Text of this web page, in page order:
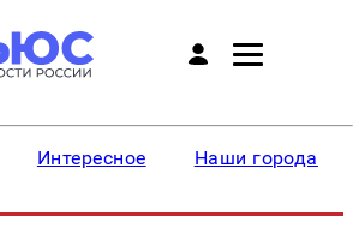
Интересное Наши города